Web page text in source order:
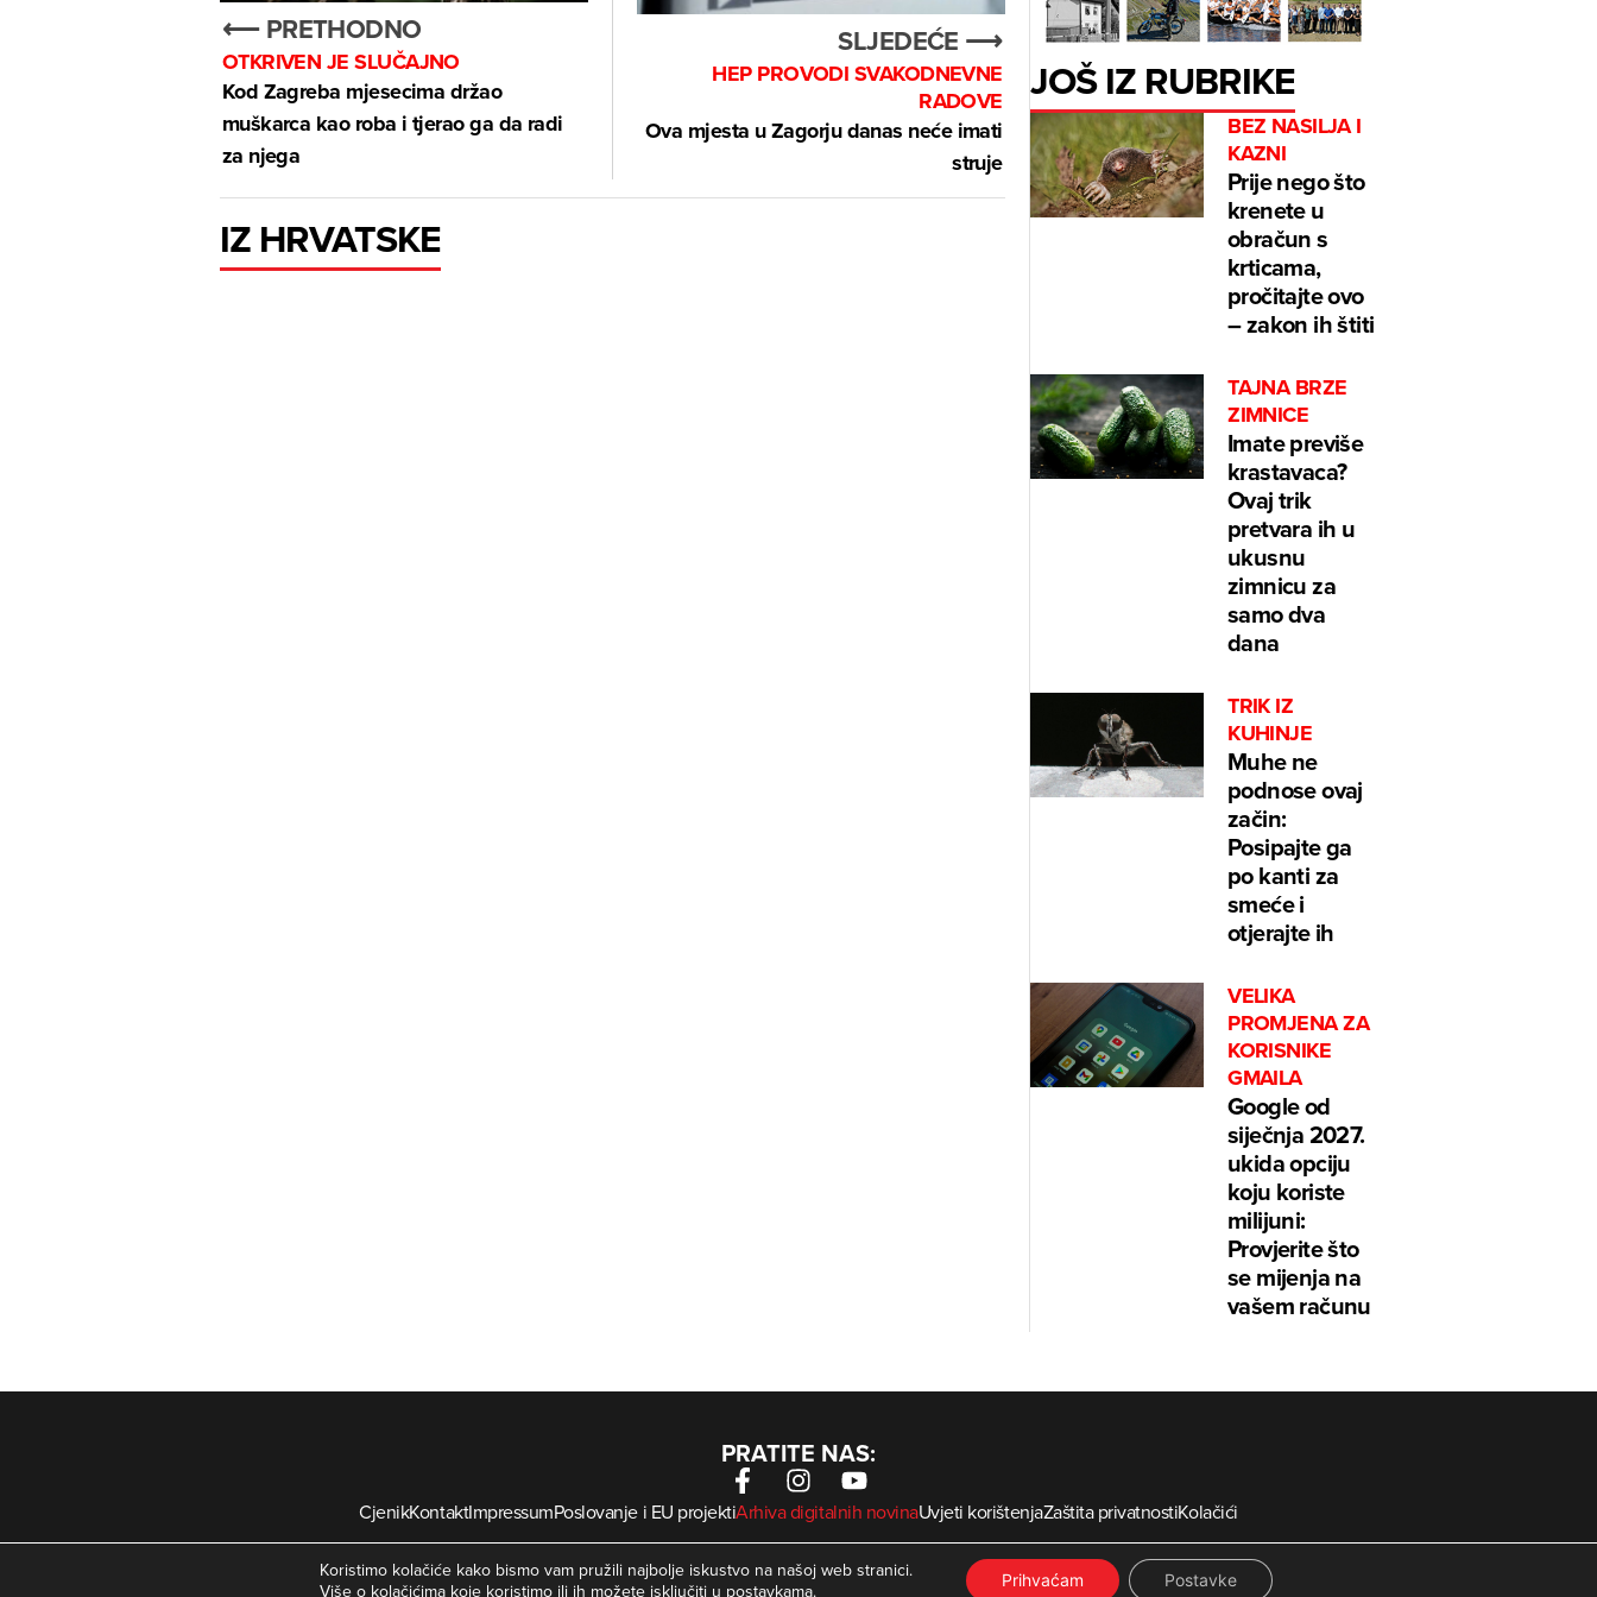
⟵ PRETHODNO
OTKRIVEN JE SLUČAJNO
Kod Zagreba mjesecima držao
muškarca kao roba i tjerao ga da radi
za njega
SLJEDEĆE ⟶
HEP PROVODI SVAKODNEVNE
RADOVE
Ova mjesta u Zagorju danas neće imati
struje
IZ HRVATSKE
JOŠ IZ RUBRIKE
BEZ NASILJA I
KAZNI
Prije nego što
krenete u
obračun s
krticama,
pročitajte ovo
– zakon ih štiti
TAJNA BRZE
ZIMNICE
Imate previše
krastavaca?
Ovaj trik
pretvara ih u
ukusnu
zimnicu za
samo dva
dana
TRIK IZ
KUHINJE
Muhe ne
podnose ovaj
začin:
Posipajte ga
po kanti za
smeće i
otjerajte ih
VELIKA
PROMJENA ZA
KORISNIKE
GMAILA
Google od
siječnja 2027.
ukida opciju
koju koriste
milijuni:
Provjerite što
se mijenja na
vašem računu
PRATITE NAS:
CjenikKontaktImpressumPoslovanje i EU projektiArhiva digitalnih novinaUvjeti korištenjaZaštita privatnostiKolačići
© Zagorje International – Sva prava pridržana | Developed bykrMedia
Koristimo kolačiće kako bismo vam pružili najbolje iskustvo na našoj web stranici.
Više o kolačićima koje koristimo ili ih možete isključiti u postavkama. Prihvaćam Postavke